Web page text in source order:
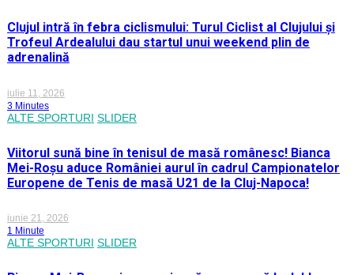
Clujul intră în febra ciclismului: Turul Ciclist al Clujului și
Trofeul Ardealului dau startul unui weekend plin de
adrenalină
iulie 11, 2026
3 Minutes
ALTE SPORTURI SLIDER
Viitorul sună bine în tenisul de masă românesc! Bianca
Mei-Roșu aduce României aurul în cadrul Campionatelor
Europene de Tenis de masă U21 de la Cluj-Napoca!
iunie 21, 2026
1 Minute
ALTE SPORTURI SLIDER